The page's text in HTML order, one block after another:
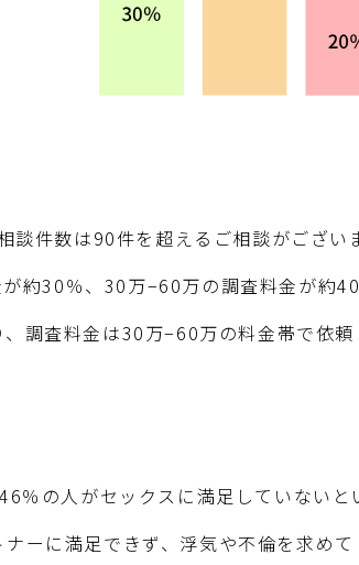
件数は90件を超えるご相談がございま
約30％、30万−60万の調査料金が約
調査料金は30万−60万の料金帯で依
％の人がセックスに満足していないと
ーに満足できず、浮気や不倫を求めて